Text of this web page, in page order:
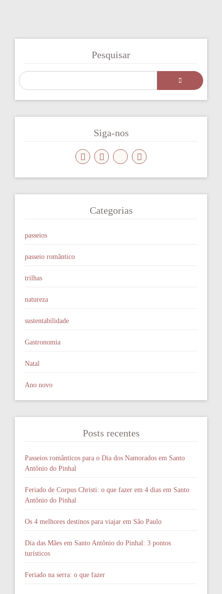
Pesquisar
Siga-nos
Categorias
passeios
passeio romântico
trilhas
natureza
sustentabilidade
Gastronomia
Natal
Ano novo
Posts recentes
Passeios românticos para o Dia dos Namorados em Santo
Antônio do Pinhal
Feriado de Corpus Christi: o que fazer em 4 dias em Santo
Antônio do Pinhal
Os 4 melhores destinos para viajar em São Paulo
Dia das Mães em Santo Antônio do Pinhal: 3 pontos
turísticos
Feriado na serra: o que fazer